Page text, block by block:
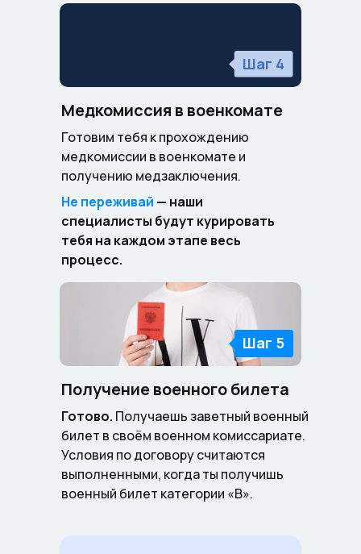
Медкомиссия в военкомате
Готовим тебя к прохождению
медкомиссии в военкомате и
получению медзаключения.
Не переживай — наши
специалисты будут курировать
тебя на каждом этапе весь
процесс.
Получение военного билета
Готово. Получаешь заветный военный
билет в своём военном комиссариате.
Условия по договору считаются
выполненными, когда ты получишь
военный билет категории «В».
Шаг 4
Шаг 5